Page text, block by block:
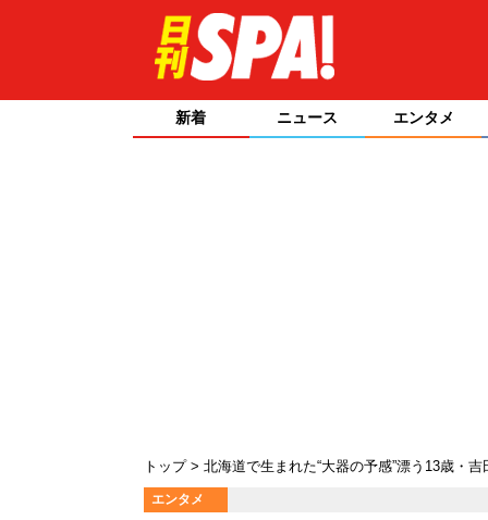
新着 ニュース エンタメ
トップ 北海道で生まれた“大器の予感”漂う13歳・
エンタメ